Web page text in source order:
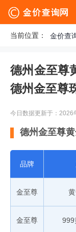
当前位置： 金价查
德州金至尊
德州金至尊
今日数据更新于：2026
德州金至尊
品牌
金至尊
金至尊 999